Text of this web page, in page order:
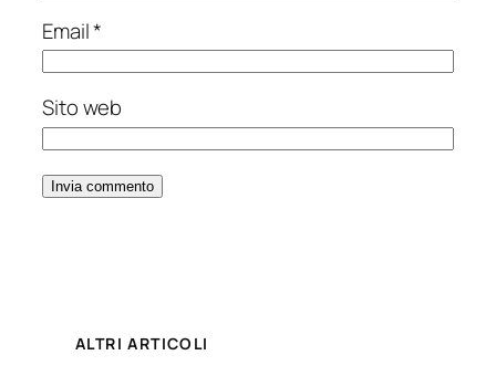
Email*
Sito web
ALTRI ARTICOLI